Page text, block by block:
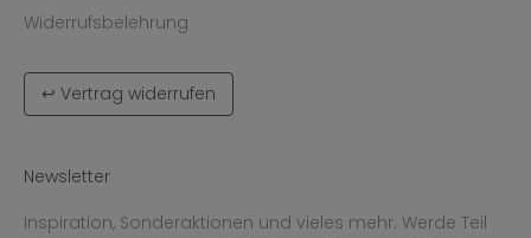
Widerrufsbelehrung
↩ Vertrag widerrufen
Newsletter
Inspiration, Sonderaktionen und vieles mehr. Werde Teil